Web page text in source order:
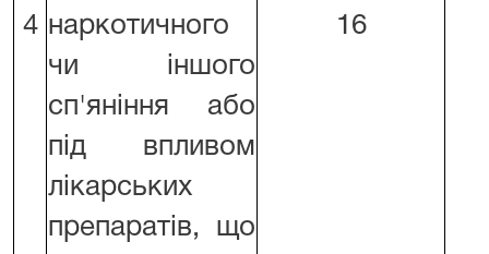
4 наркотичного
чи іншого
сп'яніння або
під впливом
лікарських
препаратів, що
16